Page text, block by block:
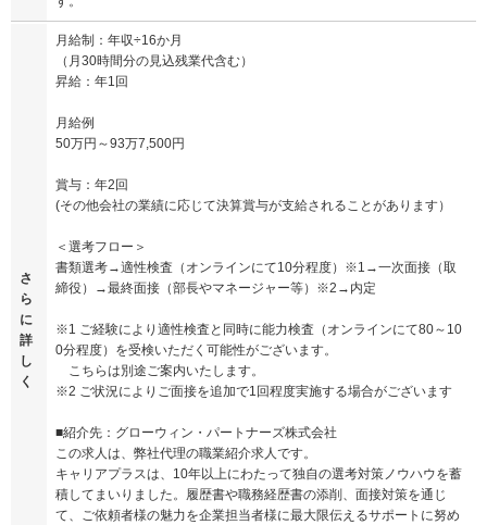
さ
ら
に
詳
し
く
月給制：年収÷16か月
（月30時間分の見込残業代含む）
昇給：年1回
月給例
50万円～93万7,500円
賞与：年2回
(その他会社の業績に応じて決算賞与が支給されることがあります）
＜選考フロー＞
書類選考→適性検査（オンラインにて10分程度）※1→一次面接（取
締役）→最終面接（部長やマネージャー等）※2→内定
※1 ご経験により適性検査と同時に能力検査（オンラインにて80～10
0分程度）を受検いただく可能性がございます。
こちらは別途ご案内いたします。
※2 ご状況によりご面接を追加で1回程度実施する場合がございます
■紹介先：グローウィン・パートナーズ株式会社
この求人は、弊社代理の職業紹介求人です。
キャリアプラスは、10年以上にわたって独自の選考対策ノウハウを蓄
積してまいりました。履歴書や職務経歴書の添削、面接対策を通じ
て、ご依頼者様の魅力を企業担当者様に最大限伝えるサポートに努め